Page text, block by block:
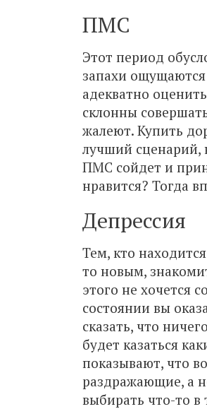
ПМС
Этот период
запахи
адекватно
склонны
жалеют. Купить
лучший сценарий,
ПМС сойдет и
нравится? Тогда
Депрессия
Тем, кто
то новым,
этого не хочется
состоянии вы
сказать, что
будет казаться
показывают, что
раздражающие, а
выбирать что-то